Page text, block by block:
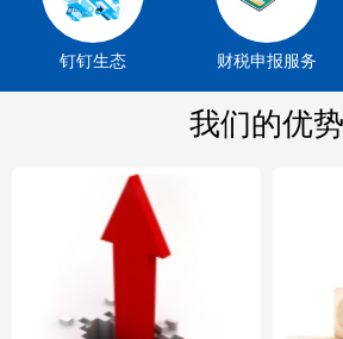
钉钉生态 财税申报服务
我们的优势